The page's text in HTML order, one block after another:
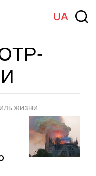
UA
ЖИЗНИ